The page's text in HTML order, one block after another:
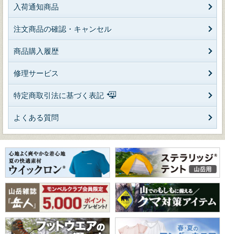
入荷通知商品
注文商品の確認・キャンセル
商品購入履歴
修理サービス
特定商取引法に基づく表記
よくある質問